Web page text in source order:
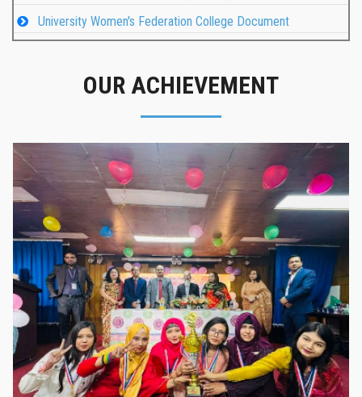
University Women's Federation College Document
OUR ACHIEVEMENT
গৌরবের মুহূর্ত
গৌরবের মুহূর্ত